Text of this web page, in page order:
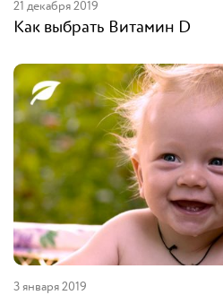
21 декабря 2019
Как выбрать Витамин D
3 января 2019